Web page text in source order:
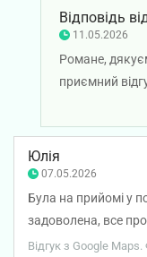
Відповідь
11.05.2026
Романе,
приємний
пройшов для
залишив
Юлія
07.05.2026
Була на прийомі у
задоволена, все
привітні
Відгук з Google